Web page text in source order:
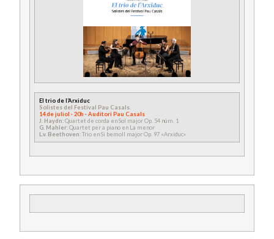
El trio de l’Arxiduc
Solistes del Festival Pau Casals.
14 de juliol · 20h · Auditori Pau Casals
J. Haydn:Quartet de corda en Sol major Op. 54 núm. 1
G. Mahler:Quartet per a piano en La menor
L.v. Beethoven: Trio en Si bemoll major Op. 97 «Arxiduc»